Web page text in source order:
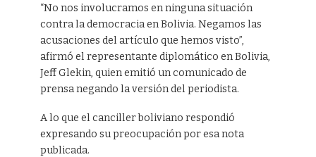
“No nos involucramos en ninguna situación
contra la democracia en Bolivia. Negamos las
acusaciones del artículo que hemos visto”,
afirmó el representante diplomático en Bolivia,
Jeff Glekin, quien emitió un comunicado de
prensa negando la versión del periodista.
A lo que el canciller boliviano respondió
expresando su preocupación por esa nota
publicada.